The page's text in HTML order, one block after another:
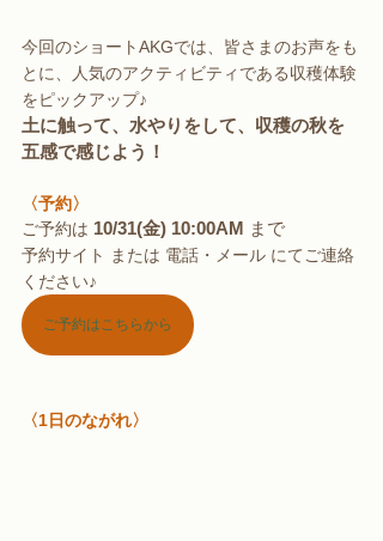
今回のショートAKGでは、皆さまのお声をも
とに、人気のアクティビティである収穫体験
をピックアップ♪
土に触って、水やりをして、収穫の秋を
五感で感じよう！
〈予約〉
ご予約は 10/31(金) 10:00AM まで
予約サイト または 電話・メール にてご連絡
ください♪
ご予約はこちらから
〈1日のながれ〉